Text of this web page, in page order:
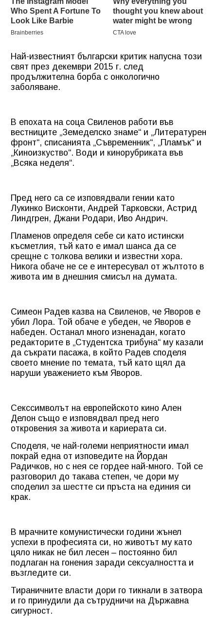
Най-известният български критик напусна този
свят през декември 2015 г. след
продължителна борба с онкологично
заболяване.
В епохата на соца Свиленов работи във
вестниците „Земеделско знаме“ и „Литературен
фронт“, списанията „Съвременник“, „Пламък“ и
„Киноизкуство“. Води и кинорубриката във
„Всяка неделя“.
Пред него са се изповядвали гении като
Лукинко Висконти, Андрей Тарковски, Астрид
Линдгрен, Джани Родари, Иво Андрич.
Пламенов определя себе си като истински
късметлия, тъй като е имал шанса да се
срещне с толкова велики и известни хора.
Никога обаче не се е интересувал от жълтото в
живота им в днешния смисъл на думата.
Симеон Радев казва на Свиленов, че Яворов е
убил Лора. Той обаче е убеден, че Яворов е
набеден. Останал много изненадан, когато
редакторите в „Студентска трибуна“ му казали
да съкрати пасажа, в който Радев споделя
своето мнение по темата, тъй като щял да
наруши уважението към Яворов.
Секссимволът на европейското кино Ален
Делон също е изповядвал пред него
откровения за живота и кариерата си.
Споделя, че най-големи неприятности имал
покрай една от изповедите на Йордан
Радичков, но с нея се гордее най-много. Той се
разговорил до такава степен, че дори му
споделил за шестте си пръста на единия си
крак.
В мрачните комунистически години жънел
успехи в професията си, но животът му като
цяло никак не бил лесен – постоянно бил
подлаган на гонения заради сексуалността и
възгледите си.
Тираничните власти дори го тикнали в затвора
и го принудили да сътрудничи на Държавна
сигурност.